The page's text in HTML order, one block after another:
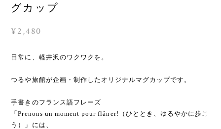
グカップ
¥2,480
日常に、軽井沢のワクワクを。
つるや旅館が企画・制作したオリジナルマグカップです。
手書きのフランス語フレーズ
「Prenons un moment pour flâner!（ひととき、ゆるやかに歩こ
う）」には、